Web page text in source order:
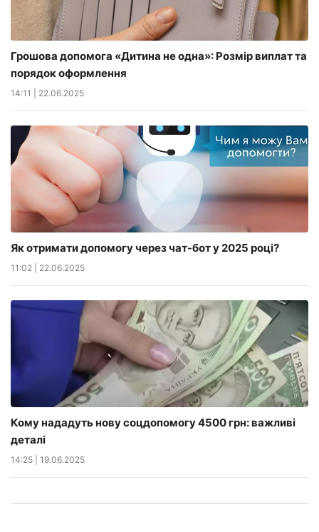
Грошова допомога «Дитина не одна»: Розмір виплат та
порядок оформлення
14:11 22.06.2025
Як отримати допомогу через чат-бот у 2025 році?
11:02 22.06.2025
Кому нададуть нову соцдопомогу 4500 грн: важливі
деталі
14:25 19.06.2025